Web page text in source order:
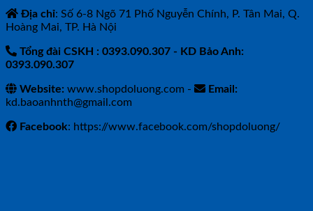
Địa chỉ: Số 6-8 Ngõ 71 Phố Nguyễn Chính, P. Tân Mai, Q.
Hoàng Mai, TP. Hà Nội
Tổng đài CSKH : 0393.090.307 - KD Bảo Anh:
0393.090.307
Website: www.shopdoluong.com -
Email:
kd.baoanhnth@gmail.com
Facebook: https://www.facebook.com/shopdoluong/